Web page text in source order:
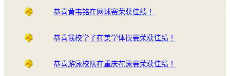
恭喜黄韦铭在网球赛荣获佳绩！
恭喜我校学子在美学体操赛荣获佳绩！
恭喜游泳校队在重庆花泳赛荣获佳绩！